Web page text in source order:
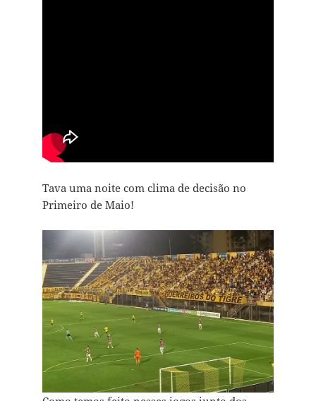
Tava uma noite com clima de decisão no
Primeiro de Maio!